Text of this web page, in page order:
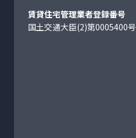
賃貸住宅管理業者登録番号
国土交通大臣(2)第0005400号